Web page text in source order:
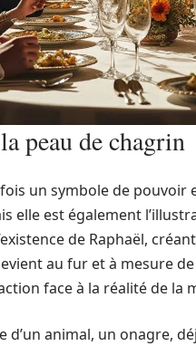
peau de chagrin
un symbole de pouvoir
elle est également
de Raphaël,
au fur et à mesure
face à la réalité de la
d’un animal, un onagre,